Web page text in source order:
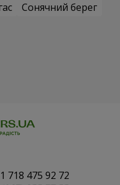
Сонячний берег
718 475 92 72